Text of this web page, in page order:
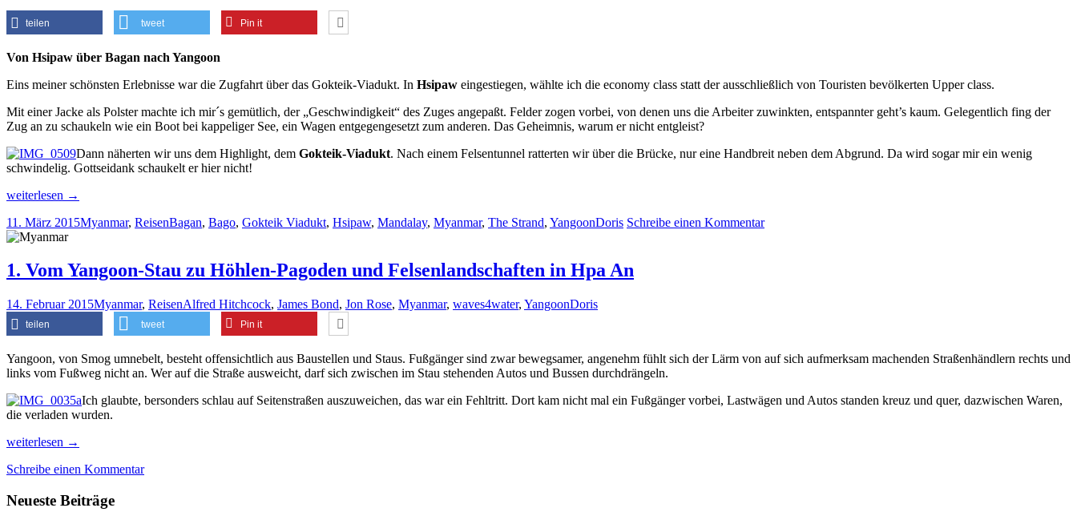
teilen tweet Pin it
Von Hsipaw über Bagan nach Yangoon
Eins meiner schönsten Erlebnisse war die Zugfahrt über das Gokteik-Viadukt. In Hsipaw eingestiegen, wählte ich die economy class statt der ausschließlich von Touristen bevölkerten Upper class.
Mit einer Jacke als Polster machte ich mir´s gemütlich, der „Geschwindigkeit“ des Zuges angepaßt. Felder zogen vorbei, von denen uns die Arbeiter zuwinkten, entspannter geht’s kaum. Gelegentlich fing der
Zug an zu schaukeln wie ein Boot bei kappeliger See, ein Wagen entgegengesetzt zum anderen. Das Geheimnis, warum er nicht entgleist?
Dann näherten wir uns dem Highlight, dem Gokteik-Viadukt. Nach einem Felsentunnel ratterten wir über die Brücke, nur eine Handbreit neben dem Abgrund. Da wird sogar mir ein wenig
schwindelig. Gottseidank schaukelt er hier nicht!
4.
&
Tempel
beim
Touristenauftrieb
Bagan
weiterlesen →
11. März 2015Myanmar, ReisenBagan, Bago, Gokteik Viadukt, Hsipaw, Mandalay, Myanmar, The Strand, YangoonDoris Schreibe einen Kommentar
1. Vom Yangoon-Stau zu Höhlen-Pagoden und Felsenlandschaften in Hpa An
14. Februar 2015Myanmar, ReisenAlfred Hitchcock, James Bond, Jon Rose, Myanmar, waves4water, YangoonDoris
teilen tweet Pin it
Yangoon, von Smog umnebelt, besteht offensichtlich aus Baustellen und Staus. Fußgänger sind zwar bewegsamer, angenehm fühlt sich der Lärm von auf sich aufmerksam machenden Straßenhändlern rechts und
links vom Fußweg nicht an. Wer auf die Straße ausweicht, darf sich zwischen im Stau stehenden Autos und Bussen durchdrängeln.
Ich glaubte, bersonders schlau auf Seitenstraßen auszuweichen, das war ein Fehltritt. Dort kam nicht mal ein Fußgänger vorbei, Lastwägen und Autos standen kreuz und quer, dazwischen Waren,
die verladen wurden.
1.
Yangoon-
zu
weiterlesen →
Schreibe einen Kommentar
Neueste Beiträge